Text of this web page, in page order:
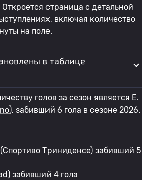
Серро Портеньо 0 0
Серро Портеньо 0
страница с детальной
включая количество
на поле.
в таблице
голов за сезон является E.
, забивший 6 гола в сезоне 2026.
(Спортиво Триниденсе) забивший 5
забивший 4 гола